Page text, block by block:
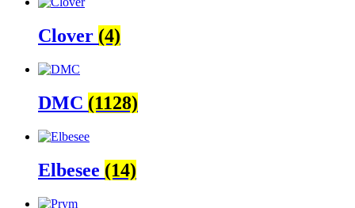
Clover (4)
DMC (1128)
Elbesee (14)